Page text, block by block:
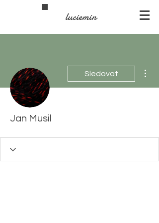
luciemin
Sledovat
Jan Musil